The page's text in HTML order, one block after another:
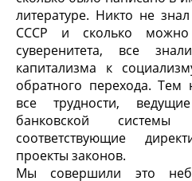
литературе. Никто не
СССР и сколько можно
суверенитета, все
капитализма к
обратного перехода.
все трудности,
банковской системы
соответствующие
проекты законов.
Мы совершили это